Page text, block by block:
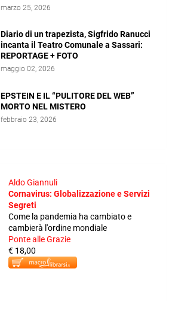
marzo 25, 2026
Diario di un trapezista, Sigfrido Ranucci
incanta il Teatro Comunale a Sassari:
REPORTAGE + FOTO
maggio 02, 2026
EPSTEIN E IL “PULITORE DEL WEB”
MORTO NEL MISTERO
febbraio 23, 2026
Aldo Giannuli
Cornavirus: Globalizzazione e Servizi
Segreti
Come la pandemia ha cambiato e
cambierà l'ordine mondiale
Ponte alle Grazie
€ 18,00